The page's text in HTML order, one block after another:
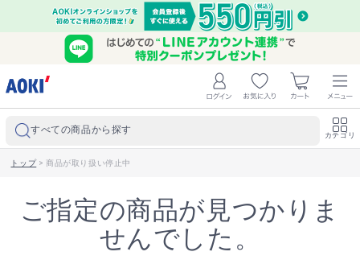
すべての商品から探す カテゴリ
トップ> 商品が取り扱い停止中
ご指定の商品が見つかりま
せんでした。